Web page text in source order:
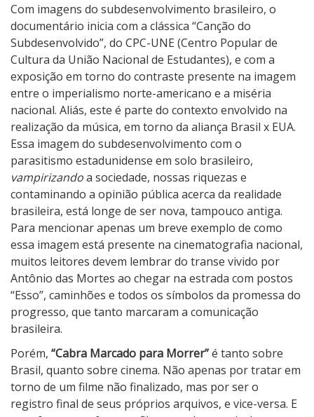
a
M
o
r
r
e
r
Com imagens do subdesenvolvimento brasileiro, o
documentário inicia com a clássica “Canção do
Subdesenvolvido”, do CPC-UNE (Centro Popular de
Cultura da União Nacional de Estudantes), e com a
exposição em torno do contraste presente na imagem
entre o imperialismo norte-americano e a miséria
nacional. Aliás, este é parte do contexto envolvido na
realização da música, em torno da aliança Brasil x EUA.
Essa imagem do subdesenvolvimento com o
parasitismo estadunidense em solo brasileiro,
vampirizandoa sociedade, nossas riquezas e
contaminando a opinião pública acerca da realidade
brasileira, está longe de ser nova, tampouco antiga.
Para mencionar apenas um breve exemplo de como
essa imagem está presente na cinematografia nacional,
muitos leitores devem lembrar do transe vivido por
Antônio das Mortes ao chegar na estrada com postos
“Esso”, caminhões e todos os símbolos da promessa do
progresso, que tanto marcaram a comunicação
brasileira.
Porém, “Cabra Marcado para Morrer”é tanto sobre
Brasil, quanto sobre cinema. Não apenas por tratar em
torno de um filme não finalizado, mas por ser o
registro final de seus próprios arquivos, e vice-versa. E